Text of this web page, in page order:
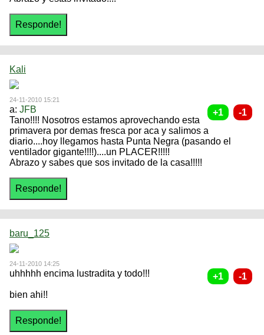
Kali
24-11-2010 15:21
a: JFB
Tano!!!! Nosotros estamos aprovechando esta
primavera por demas fresca por aca y salimos a
diario....hoy llegamos hasta Punta Negra (pasando el
ventilador gigante!!!!)....un PLACER!!!!!
Abrazo y sabes que sos invitado de la casa!!!!!
baru_125
24-11-2010 14:25
uhhhhh encima lustradita y todo!!!
bien ahi!!